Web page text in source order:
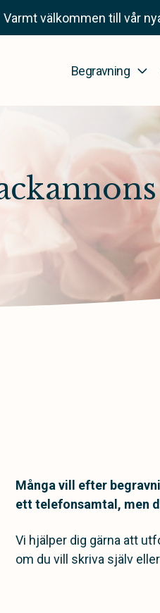
Varmt välkommen till vår
Begravning
Många vill efter
ett telefonsamtal, men
Vi hjälper dig gärna att
om du vill skriva själv